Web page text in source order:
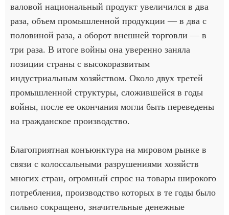
валовой национальный продукт увеличился в два
раза, объем промышленной продукции — в два с
половиной раза, а оборот внешней торговли — в
три раза. В итоге войны она уверенно заняла
позиции страны с высокоразвитым
индустриальным хозяйством. Около двух третей
промышленной структуры, сложившейся в годы
войны, после ее окончания могли быть переведены
на гражданское производство.
Благоприятная конъюнктура на мировом рынке в
связи с колоссальными разрушениями хозяйств
многих стран, огромный спрос на товары широкого
потребления, производство которых в те годы было
сильно сокращено, значительные денежные